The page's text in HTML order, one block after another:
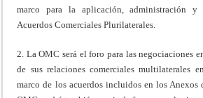
marco para la aplicación, administración y
Acuerdos Comerciales Plurilaterales.
2. La OMC será el foro para las negociaciones
de sus relaciones comerciales multilaterales
marco de los acuerdos incluidos en los Anexos